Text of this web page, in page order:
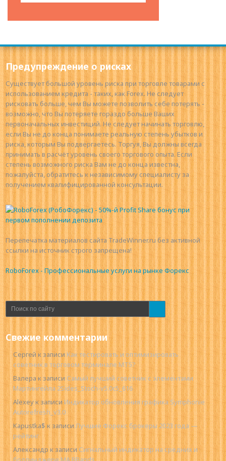
Предупреждение о рисках
Существует большой уровень риска при торговле товарами с
использованием кредита - таких, как Forex. Не следует
рисковать больше, чем Вы можете позволить себе потерять -
возможно, что Вы потеряете гораздо больше Ваших
первоначальных инвестиций. Не следует начинать торговлю,
если Вы не до конца понимаете реальную степень убытков и
риска, которым Вы подвергаетесь. Торгуя, Вы должны всегда
принимать в расчёт уровень своего торгового опыта. Если
степень возможного риска Вам не до конца известна,
пожалуйста, обратитесь к независимому специалисту за
получением квалифицированной консультации.
Перепечатка материалов сайта TradeWinner.ru без активной
ссылки на источник строго запрещена!
RoboForex - Профессиональные услуги на рынке Форекс
Свежие комментарии
Сергейк записиКак тестировать и оптимизировать
советник в торговом терминале MT5?
Валерак записи Самый лучший советник с элементами
Мартингейла 2Sides_Stoch-v5.0c5_616
Alexeyк записиИндикатор обновления графика Symphonie
Autorefresh_v3.0
Kapustka$к записиЛучшие Форекс брокеры 2023 года —
рейтинг
Александрк записиСигнальный индикатор на средних и